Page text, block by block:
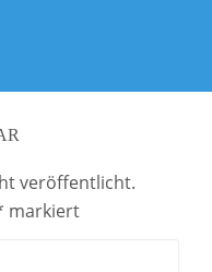
veröffentlicht.
markiert